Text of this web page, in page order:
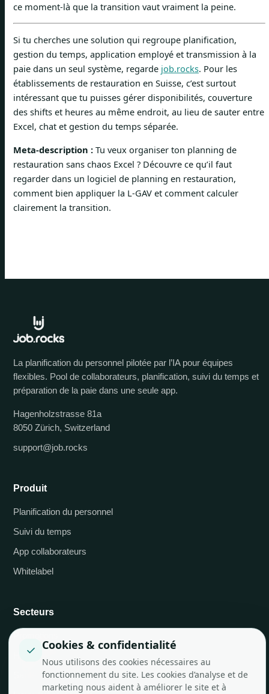
ce moment-là que la transition vaut vraiment la peine.
Si tu cherches une solution qui regroupe planification,
gestion du temps, application employé et transmission à la
paie dans un seul système, regarde job.rocks. Pour les
établissements de restauration en Suisse, c’est surtout
intéressant que tu puisses gérer disponibilités, couverture
des shifts et heures au même endroit, au lieu de sauter entre
Excel, chat et gestion du temps séparée.
Meta-description : Tu veux organiser ton planning de
restauration sans chaos Excel ? Découvre ce qu’il faut
regarder dans un logiciel de planning en restauration,
comment bien appliquer la L-GAV et comment calculer
clairement la transition.
La planification du personnel pilotée par l’IA pour équipes
flexibles. Pool de collaborateurs, planification, suivi du temps et
préparation de la paie dans une seule app.
Hagenholzstrasse 81a
8050 Zürich, Switzerland
support@job.rocks
Produit
Planification du personnel
Suivi du temps
App collaborateurs
Whitelabel
Secteurs
Promotions
Hôtels et restauration
✓ Cookies & confidentialité
Nous utilisons des cookies nécessaires au
fonctionnement du site. Les cookies d’analyse et de
marketing nous aident à améliorer le site et à